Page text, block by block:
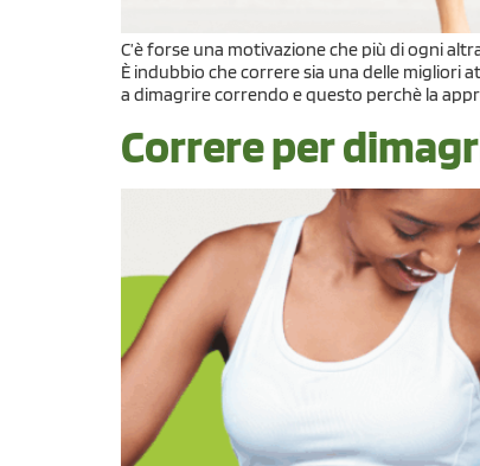
C’è forse una motivazione che più di ogni
È indubbio che correre sia una delle
a dimagrire correndo e questo perchè la
Correre per